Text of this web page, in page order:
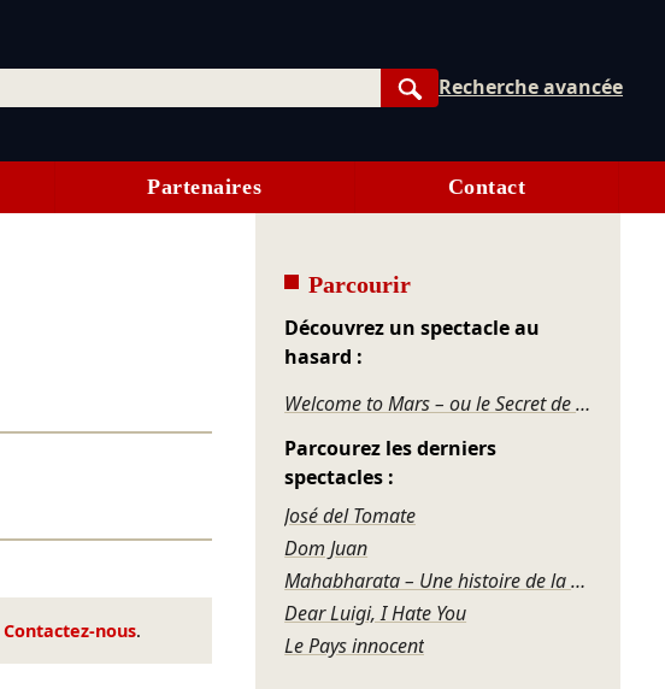
Rechercher
Recherche avancée
Partenaires Contact
Contactez-nous.
Parcourir
Découvrez un spectacle au
hasard :
Welcome to Mars – ou le Secret de la Planète Rouge
Parcourez les derniers
spectacles :
José del Tomate
Dom Juan
Mahabharata – Une histoire de la violence
Dear Luigi, I Hate You
Le Pays innocent